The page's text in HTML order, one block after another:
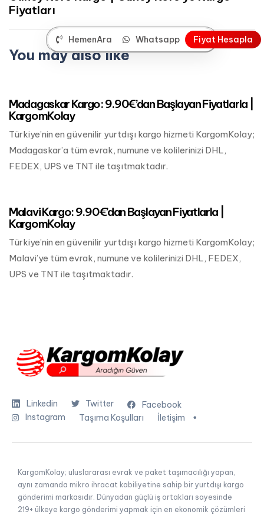
HemenAra Whatsapp Fiyat Hesapla
Fiyatları
You may also like
Madagaskar Kargo: 9.90€’dan Başlayan Fiyatlarla |
KargomKolay
Türkiye’nin en güvenilir yurtdışı kargo hizmeti KargomKolay;
Madagaskar’a tüm evrak, numune ve kolilerinizi DHL,
FEDEX, UPS ve TNT ile taşıtmaktadır.
Malavi Kargo: 9.90€’dan Başlayan Fiyatlarla |
KargomKolay
Türkiye’nin en güvenilir yurtdışı kargo hizmeti KargomKolay;
Malavi’ye tüm evrak, numune ve kolilerinizi DHL, FEDEX,
UPS ve TNT ile taşıtmaktadır.
Linkedin Twitter
Facebook
Instagram
Taşıma Koşulları İletişim
KargomKolay; uluslararası evrak ve paket taşımacılığı yapan,
aynı zamanda mikro ihracat kabiliyetine sahip bir yurtdışı kargo
gönderimi markasıdır. Dünyadan güçlü iş ortakları sayesinde
219+ ülkeye kargo gönderimi yapmak için en ekonomik çözümleri